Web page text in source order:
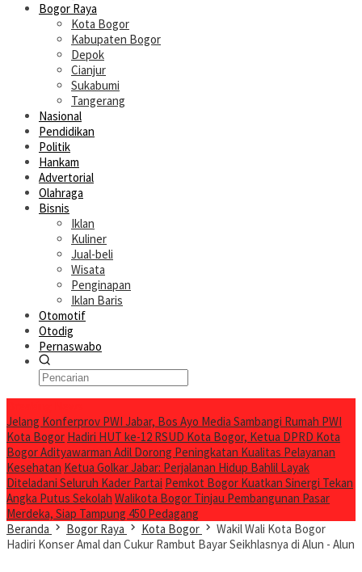
Bogor Raya
Kota Bogor
Kabupaten Bogor
Depok
Cianjur
Sukabumi
Tangerang
Nasional
Pendidikan
Politik
Hankam
Advertorial
Olahraga
Bisnis
Iklan
Kuliner
Jual-beli
Wisata
Penginapan
Iklan Baris
Otomotif
Otodig
Pernaswabo
Jelang Konferprov PWI Jabar, Bos Ayo Media Sambangi Rumah PWI
Kota Bogor Hadiri HUT ke-12 RSUD Kota Bogor, Ketua DPRD Kota
Bogor Adityawarman Adil Dorong Peningkatan Kualitas Pelayanan
Kesehatan Ketua Golkar Jabar: Perjalanan Hidup Bahlil Layak
Diteladani Seluruh Kader Partai Pemkot Bogor Kuatkan Sinergi Tekan
Angka Putus Sekolah Walikota Bogor Tinjau Pembangunan Pasar
Merdeka, Siap Tampung 450 Pedagang
Beranda
Bogor Raya Kota Bogor
Wakil Wali Kota Bogor
Hadiri Konser Amal dan Cukur Rambut Bayar Seikhlasnya di Alun - Alun